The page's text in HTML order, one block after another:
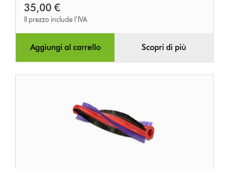
35,00 €
Il prezzo include l’IVA
Aggiungi al carrello Scopri di più